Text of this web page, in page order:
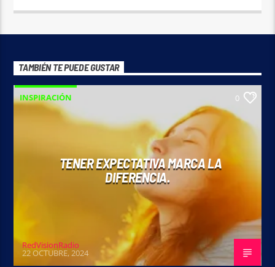
TAMBIÉN TE PUEDE GUSTAR
INSPIRACIÓN 0
TENER EXPECTATIVA MARCA LA
DIFERENCIA.
RedVisionRadio
22 OCTUBRE, 2024